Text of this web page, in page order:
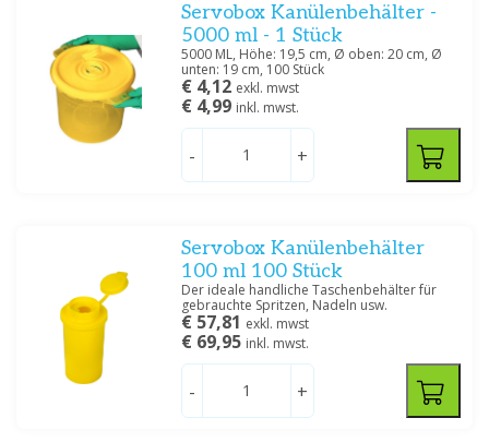
Servobox Kanülenbehälter -
5000 ml - 1 Stück
5000 ML, Höhe: 19,5 cm, Ø oben: 20 cm, Ø
unten: 19 cm, 100 Stück
€ 4,12 exkl. mwst
€ 4,99 inkl. mwst.
- +
Servobox Kanülenbehälter
100 ml 100 Stück
Der ideale handliche Taschenbehälter für
gebrauchte Spritzen, Nadeln usw.
€ 57,81 exkl. mwst
€ 69,95 inkl. mwst.
- +